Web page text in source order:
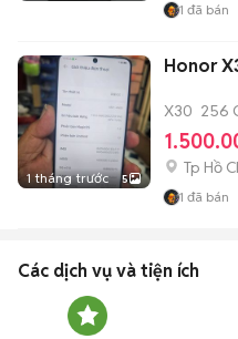
1 đã bán
1 tháng trước 5
Honor
X30 256
Tp Hồ
1 đã bán
Các dịch vụ và tiện ích